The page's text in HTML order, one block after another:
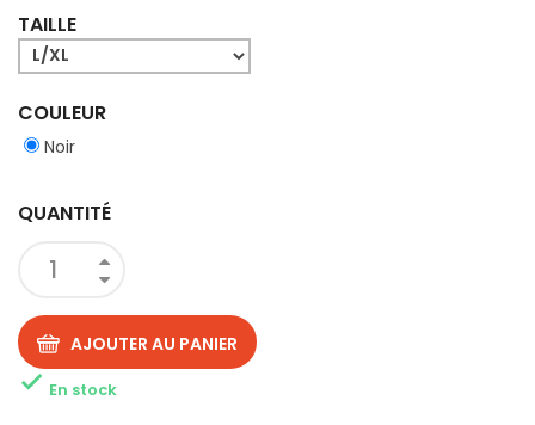
TAILLE
COULEUR
Noir
QUANTITÉ
AJOUTER AU PANIER
 En stock